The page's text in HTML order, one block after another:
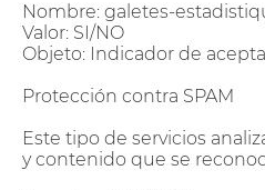
Nombre: galetes-
Valor: SI/NO
Objeto: Indicador de
Protección contra SPAM
Este tipo de servicios
y contenido que se